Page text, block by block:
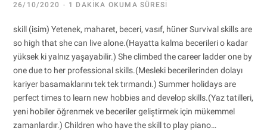
26/10/2020 1 DAKIKA OKUMA SÜRESI
skill (isim) Yetenek, maharet, beceri, vasıf, hüner Survival skills are
so high that she can live alone.(Hayatta kalma becerileri o kadar
yüksek ki yalnız yaşayabilir.) She climbed the career ladder one by
one due to her professional skills.(Mesleki becerilerinden dolayı
kariyer basamaklarını tek tek tırmandı.) Summer holidays are
perfect times to learn new hobbies and develop skills.(Yaz tatilleri,
yeni hobiler öğrenmek ve beceriler geliştirmek için mükemmel
zamanlardır.) Children who have the skill to play piano…